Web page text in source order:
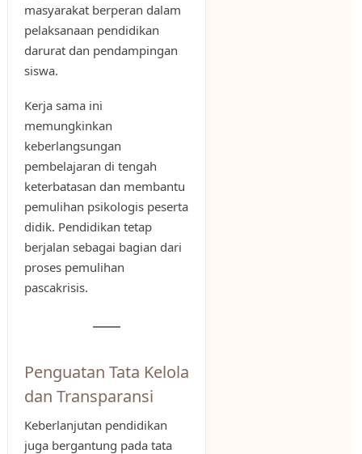
masyarakat berperan dalam
pelaksanaan pendidikan
darurat dan pendampingan
siswa.
Kerja sama ini
memungkinkan
keberlangsungan
pembelajaran di tengah
keterbatasan dan membantu
pemulihan psikologis peserta
didik. Pendidikan tetap
berjalan sebagai bagian dari
proses pemulihan
pascakrisis.
Penguatan Tata Kelola
dan Transparansi
Keberlanjutan pendidikan
juga bergantung pada tata